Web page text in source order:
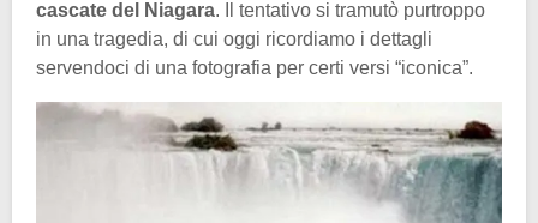
cascate del Niagara. Il tentativo si tramutò purtroppo
in una tragedia, di cui oggi ricordiamo i dettagli
servendoci di una fotografia per certi versi “iconica”.